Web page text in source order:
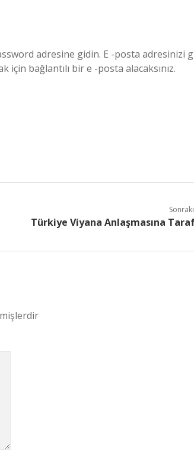
adresine gidin. E -posta adresinizi
için bağlantılı bir e -posta alacaksınız.
Sonraki
Türkiye Viyana Anlaşmasına